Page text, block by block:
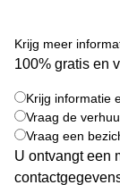
Den
Haag
space
Breda
Coworking
Arnhem
Krijg meer
100% gratis en
Krijg informatie
Vraag de
Vraag een
U ontvangt een